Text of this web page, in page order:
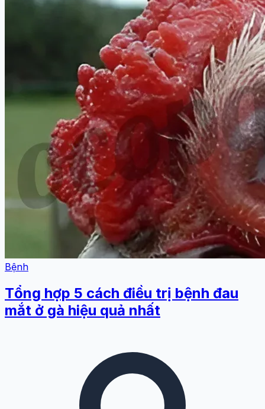
Bệnh
Tổng hợp 5 cách điều trị bệnh đau
mắt ở gà hiệu quả nhất